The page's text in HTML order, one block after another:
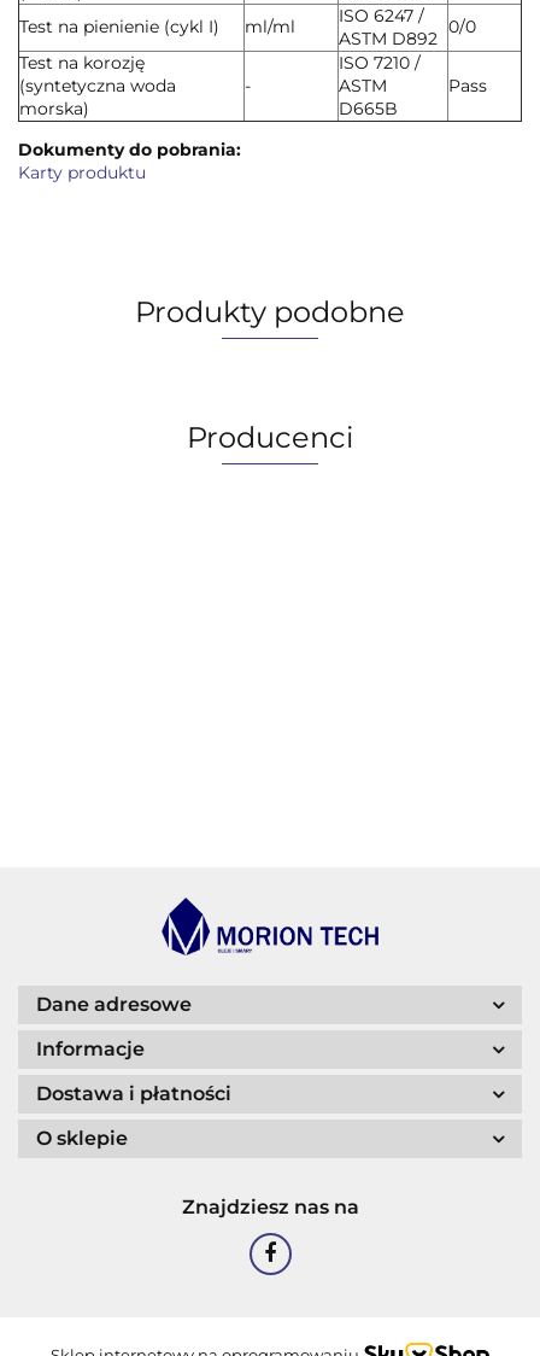
Test na pienienie (cykl I) ml/ml
ISO 6247 /
ASTM D892
0/0
Test na korozję
(syntetyczna woda
morska)
-
ISO 7210 /
ASTM
D665B
Pass
Dokumenty do pobrania:
Karty produktu
Produkty podobne
Producenci
Dane adresowe
Informacje
Dostawa i płatności
O sklepie
Znajdziesz nas na